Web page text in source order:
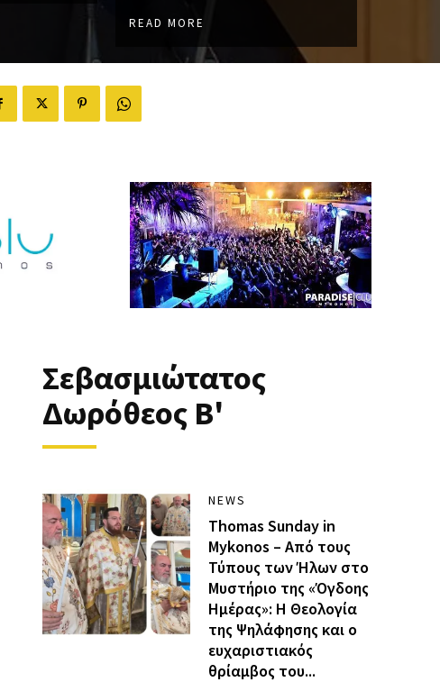
READ MORE
Σεβασμιώτατος
Δωρόθεος Β'
NEWS
Thomas Sunday in
Mykonos – Από τους
Τύπους των Ήλων στο
Μυστήριο της «Όγδοης
Ημέρας»: Η Θεολογία
της Ψηλάφησης και ο
ευχαριστιακός
θρίαμβος του...